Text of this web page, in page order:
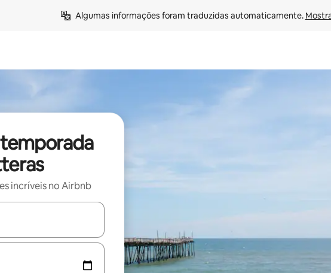
Algumas informações foram traduzidas automaticamente.
incríveis no Airbnb
disponíveis, explore-os usando as seta para cima e para baixo do teclado ou